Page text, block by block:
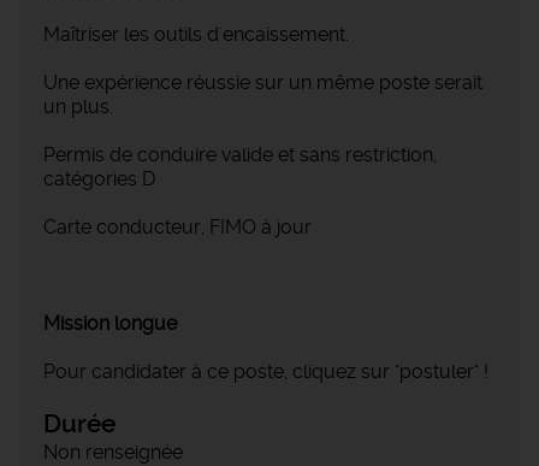
Maîtriser les outils d'encaissement.
Une expérience réussie sur un même poste serait
un plus.
Permis de conduire valide et sans restriction,
catégories D
Carte conducteur, FIMO à jour
Mission longue
Pour candidater à ce poste, cliquez sur "postuler" !
Durée
Non renseignée